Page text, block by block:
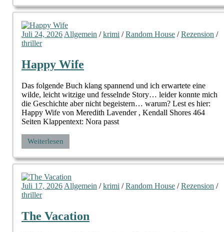
Juli 24, 2026 Allgemein /krimi /Random House /Rezension /
thriller
Happy Wife
Das folgende Buch klang spannend und ich erwartete eine
wilde, leicht witzige und fesselnde Story… leider konnte mich
die Geschichte aber nicht begeistern… warum? Lest es hier:
Happy Wife von Meredith Lavender , Kendall Shores 464
Seiten Klappentext: Nora passt
Weiterlesen
Juli 17, 2026 Allgemein /krimi /Random House /Rezension /
thriller
The Vacation